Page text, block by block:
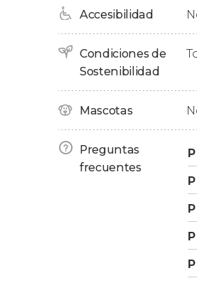
Tras finalizar este taller
y regresaremos juntos
concluiremos esta
Accesibilidad
Condiciones de
Sostenibilidad
Mascotas
Preguntas
frecuentes
P
P
P
P
P